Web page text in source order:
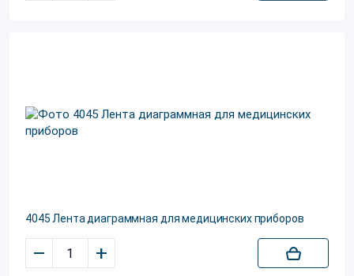
4045 Лента диаграммная для медицинских приборов
– +